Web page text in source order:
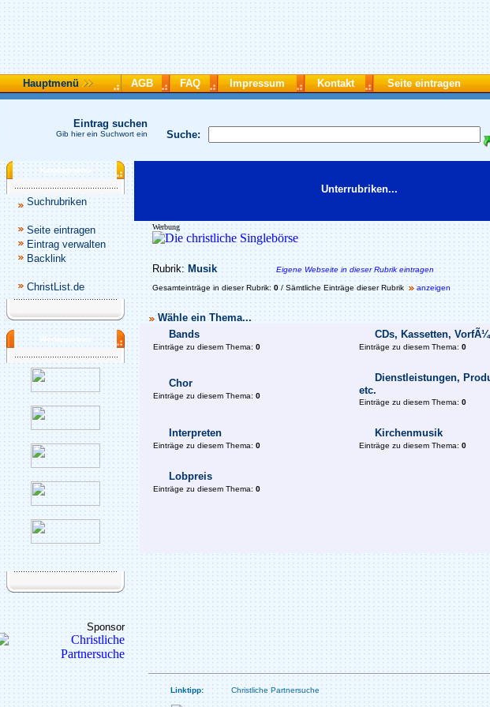
Hauptmenü AGB FAQ Impressum Kontakt Seite eintragen
Suche:
Eintrag suchen
Gib hier ein Suchwort ein
Katalogmenü
Suchrubriken
Seite eintragen
Eintrag verwalten
Backlink
ChristList.de
Werbepartner
Sponsor
Unterrubriken...
Werbung
Rubrik: Musik Eigene Webseite in dieser Rubrik eintragen
Gesamteinträge in dieser Rubrik: 0/ Sämtliche Einträge dieser Rubrik anzeigen
Wähle ein Thema...
Bands
Einträge zu diesem Thema: 0
CDs, Kassetten,
Einträge zu diesem Thema: 0
Chor
Einträge zu diesem Thema: 0
Dienstleistungen,
etc.
Einträge zu diesem Thema: 0
Interpreten
Einträge zu diesem Thema: 0
Kirchenmusik
Einträge zu diesem Thema: 0
Lobpreis
Einträge zu diesem Thema: 0
Linktipp: Christliche Partnersuche